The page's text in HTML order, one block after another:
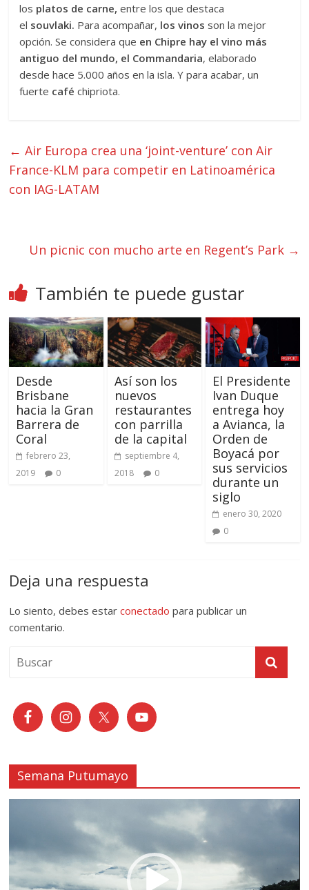
los platos de carne, entre los que destaca
el souvlaki. Para acompañar, los vinosson la mejor
opción. Se considera que en Chipre hay el vino más
antiguo del mundo, el Commandaria, elaborado
desde hace 5.000 años en la isla. Y para acabar, un
fuerte café chipriota.
← Air Europa crea una ‘joint-venture’ con Air
France-KLM para competir en Latinoamérica
con IAG-LATAM
Un picnic con mucho arte en Regent’s Park →
También te puede gustar
Desde
Brisbane
hacia la Gran
Barrera de
Coral
febrero 23,
2019
0
Así son los
nuevos
restaurantes
con parrilla
de la capital
septiembre 4,
2018
0
El Presidente
Ivan Duque
entrega hoy
a Avianca, la
Orden de
Boyacá por
sus servicios
durante un
siglo
enero 30, 2020
0
Deja una respuesta
Lo siento, debes estarconectado para publicar un
comentario.
Semana Putumayo